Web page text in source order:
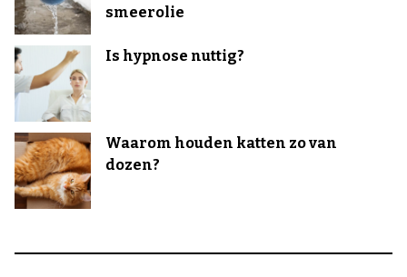
smeerolie
Is hypnose nuttig?
Waarom houden katten zo van
dozen?